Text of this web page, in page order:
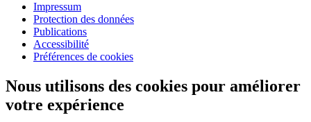
Impressum
Protection des données
Publications
Accessibilité
Préférences de cookies
Nous utilisons des cookies pour améliorer
votre expérience